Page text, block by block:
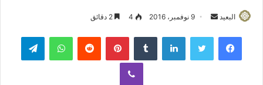
البعيد
س
ل
9 نوفمبر، 2016 4
لينكدإن بينتيريست واتساب
ڤايبر